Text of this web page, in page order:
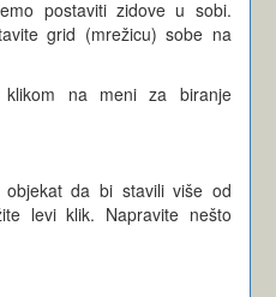
postaviti zidove u sobi.
grid (mrežicu) sobe na
na meni za biranje
objekat da bi stavili više od
levi klik. Napravite nešto